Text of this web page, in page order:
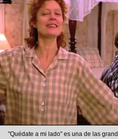
"Quédate a mi lado" es una de las